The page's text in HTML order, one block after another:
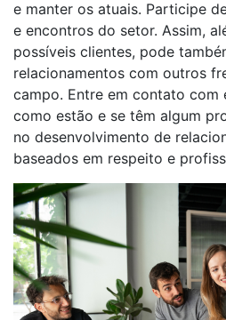
e manter os atuais. Participe
e encontros do setor. Assim,
possíveis clientes, pode
relacionamentos com outros
campo. Entre em contato com
como estão e se têm algum
no desenvolvimento de
baseados em respeito e